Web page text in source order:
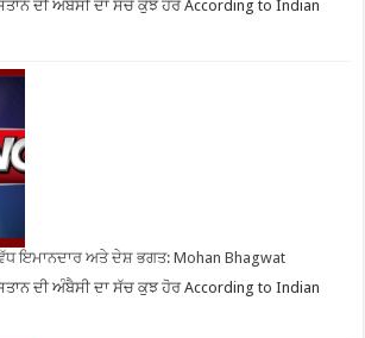
ਦੀ ਅੰਬੈਸੀ ਦਾ ਸੱਚ ਕੁਝ ਹੋਰ According to Indian
ਵੱਧ ਇਮਾਨਦਾਰ ਅਤੇ ਦੇਸ਼ ਭਗਤ: Mohan Bhagwat
ਦੀ ਅੰਬੈਸੀ ਦਾ ਸੱਚ ਕੁਝ ਹੋਰ According to Indian